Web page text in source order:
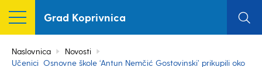
Grad Koprivnica
Naslovnica
Novosti
Učenici Osnovne škole ‘Antun Nemčić Gostovinski’ prikupili oko